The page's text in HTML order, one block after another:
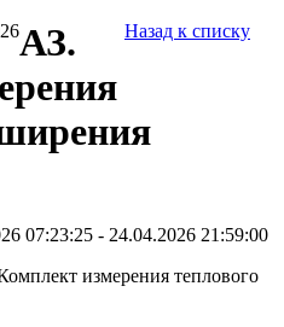
Назад к списку
АЗ.
07:23:25 - 24.04.2026 21:59:00
измерения теплового